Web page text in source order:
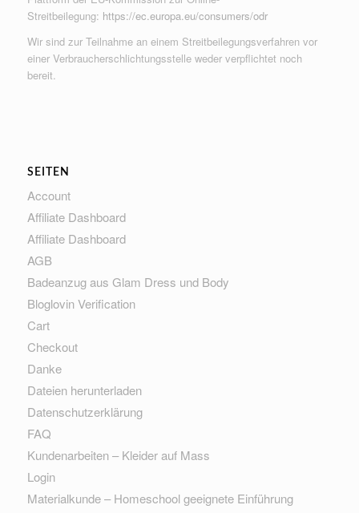
Streitbeilegung: https://ec.europa.eu/consumers/odr
Wir sind zur Teilnahme an einem Streitbeilegungsverfahren vor
einer Verbraucherschlichtungsstelle weder verpflichtet noch
bereit.
SEITEN
Account
Affiliate Dashboard
Affiliate Dashboard
AGB
Badeanzug aus Glam Dress und Body
Bloglovin Verification
Cart
Checkout
Danke
Dateien herunterladen
Datenschutzerklärung
FAQ
Kundenarbeiten – Kleider auf Mass
Login
Materialkunde – Homeschool geeignete Einführung